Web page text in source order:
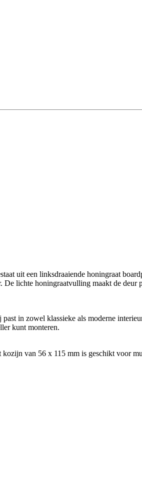
uit een linksdraaiende honingraat
lichte honingraatvulling maakt de
in zowel klassieke als moderne
kunt monteren.
van 56 x 115 mm is geschikt voor